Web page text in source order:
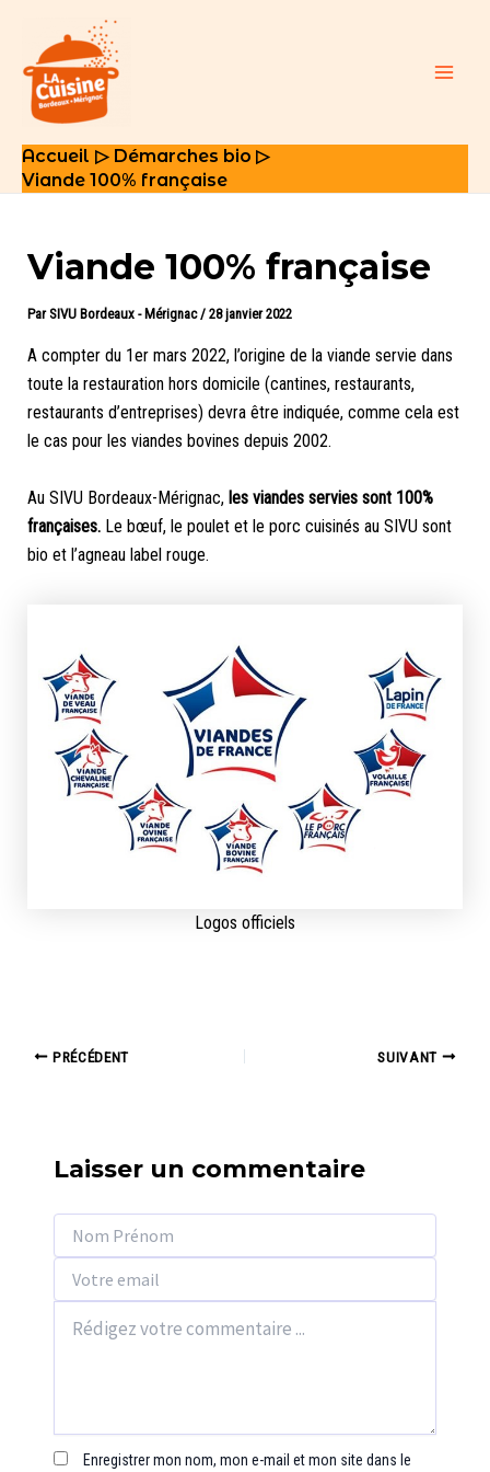
contenu
Menu
Accueil
Démarches bio
Viande 100% française
Viande 100% française
ParSIVU Bordeaux - Mérignac/ 28 janvier 2022
A compter du 1er mars 2022, l’origine de la viande servie dans
toute la restauration hors domicile (cantines, restaurants,
restaurants d’entreprises) devra être indiquée, comme cela est
le cas pour les viandes bovines depuis 2002.
Au SIVU Bordeaux-Mérignac,les viandes servies sont 100%
françaises.Le bœuf, le poulet et le porc cuisinés au SIVU sont
bio et l’agneau label rouge.
Logos officiels
NavigationPRÉCÉDENT SUIVANT
Laisser un commentaire
Enregistrer mon nom, mon e-mail et mon site dans le